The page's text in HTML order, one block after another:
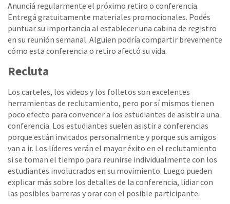
Anunciá regularmente el próximo retiro o conferencia.
Entregá gratuitamente materiales promocionales. Podés
puntuar su importancia al establecer una cabina de registro
en su reunión semanal. Alguien podría compartir brevemente
cómo esta conferencia o retiro afectó su vida.
Recluta
Los carteles, los videos y los folletos son excelentes
herramientas de reclutamiento, pero por sí mismos tienen
poco efecto para convencer a los estudiantes de asistir a una
conferencia. Los estudiantes suelen asistir a conferencias
porque están invitados personalmente y porque sus amigos
van a ir. Los líderes verán el mayor éxito en el reclutamiento
si se toman el tiempo para reunirse individualmente con los
estudiantes involucrados en su movimiento. Luego pueden
explicar más sobre los detalles de la conferencia, lidiar con
las posibles barreras y orar con el posible participante.